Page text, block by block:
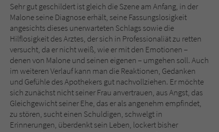
Sehr gut geschildert ist gleich die Szene am Anfang, in der
Malone seine Diagnose erhält, seine Fassungslosigkeit
angesichts dieses unerwarteten Schlags sowie die
Hilflosigkeit des Arztes, der sich in Professionaliät zu retten
versucht, da er nicht weiß, wie er mit den Emotionen –
denen von Malone und seinen eigenen – umgehen soll. Auch
im weiteren Verlauf kann man die Reaktionen, Gedanken
und Gefühle des Apothekers gut nachvollziehen. Er möchte
sich zunächst nicht seiner Frau anvertrauen, aus Angst, das
Gleichgewicht seiner Ehe, das er als angenehm empfindet,
zu stören, sucht einen Schuldigen, schwelgt in
Erinnerungen, überdenkt sein Leben, lockert bisher